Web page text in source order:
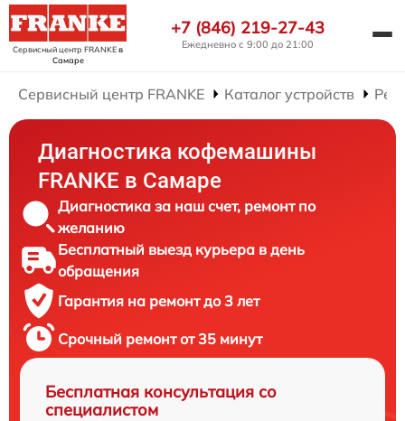
Сервисный центр FRANKEв
Самаре
+7 (846) 219-27-43
Ежедневно с 9:00 до 21:00
Сервисный центр FRANKE Каталог устройств
Диагностика кофемашины
FRANKE в Самаре
Диагностика за наш счет, ремонт по
желанию
Бесплатный выезд курьера в день
обращения
Гарантия на ремонт до 3 лет
Срочный ремонт от 35 минут
Бесплатная консультация со
специалистом